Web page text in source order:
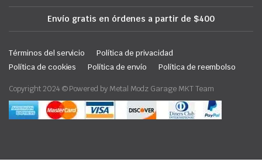
Envío gratis en órdenes a partir de $400
Términos del servicio
Política de privacidad
Política de cookies
Política de envío Política de reembolso
Copyright 2024 © Powered by Metal Modz Garage MKT Team